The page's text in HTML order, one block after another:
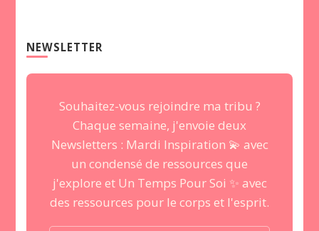
NEWSLETTER
Souhaitez-vous rejoindre ma tribu ?
Chaque semaine, j'envoie deux
Newsletters : Mardi Inspiration 💫 avec
un condensé de ressources que
j'explore et Un Temps Pour Soi ✨ avec
des ressources pour le corps et l'esprit.